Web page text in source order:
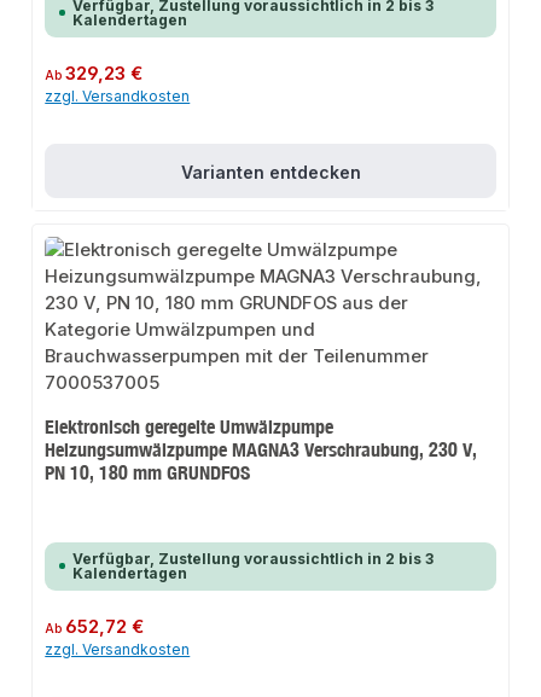
Verfügbar, Zustellung voraussichtlich in 2 bis 3
Kalendertagen
Regulärer Preis:
Ab329,23 €
zzgl. Versandkosten
Varianten entdecken
Elektronisch geregelte Umwälzpumpe
Heizungsumwälzpumpe MAGNA3 Verschraubung, 230 V,
PN 10, 180 mm GRUNDFOS
Verfügbar, Zustellung voraussichtlich in 2 bis 3
Kalendertagen
Regulärer Preis:
Ab 652,72 €
zzgl. Versandkosten